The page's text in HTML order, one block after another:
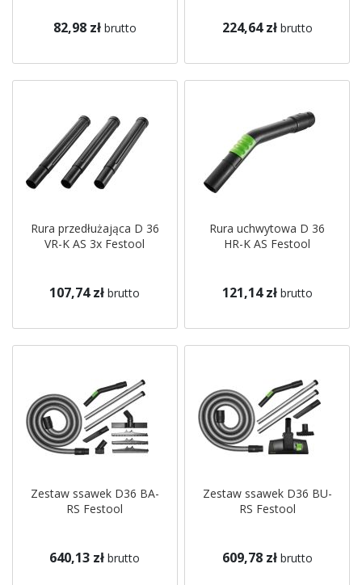
82,98 zł brutto 224,64 zł brutto
Rura przedłużająca D 36
VR-K AS 3x Festool
107,74 zł brutto
Rura uchwytowa D 36
HR-K AS Festool
121,14 zł brutto
Zestaw ssawek D36 BA-
RS Festool
640,13 zł brutto
Zestaw ssawek D36 BU-
RS Festool
609,78 zł brutto